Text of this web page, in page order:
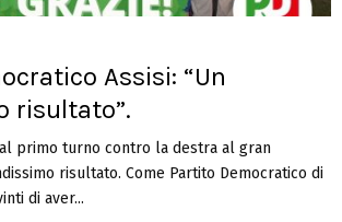
Assisi: “Un
risultato”.
primo turno contro la destra al gran
risultato. Come Partito Democratico di
di aver...